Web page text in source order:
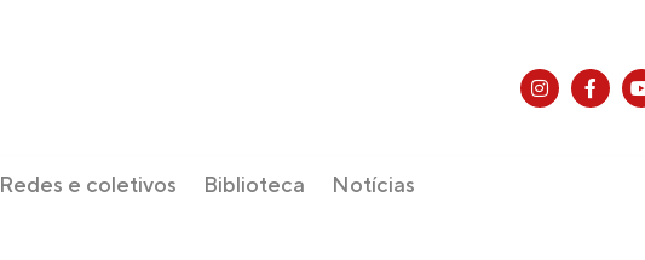
Redes e coletivos Biblioteca Notícias